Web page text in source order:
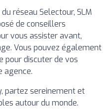
réseau Selectour, SLM
de conseillers
vous assister avant,
Vous pouvez également
pour discuter de vos
agence.
partez sereinement et
autour du monde.